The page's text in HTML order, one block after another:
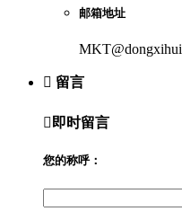
邮箱地址
 留言
 即时留言
您的称呼：